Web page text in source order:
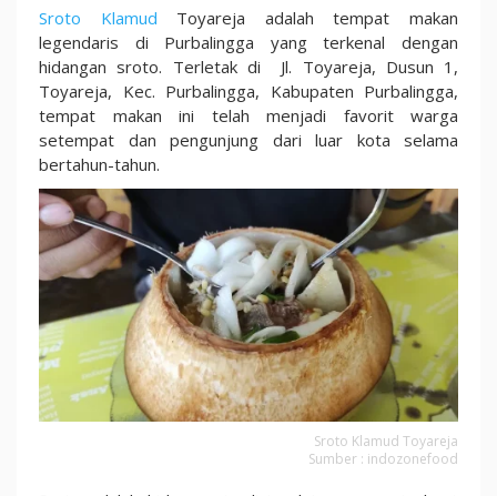
Sroto Klamud Toyareja adalah tempat makan
legendaris di Purbalingga yang terkenal dengan
hidangan sroto. Terletak di Jl. Toyareja, Dusun 1,
Toyareja, Kec. Purbalingga, Kabupaten Purbalingga,
tempat makan ini telah menjadi favorit warga
setempat dan pengunjung dari luar kota selama
bertahun-tahun.
Sroto Klamud Toyareja
Sumber : indozonefood